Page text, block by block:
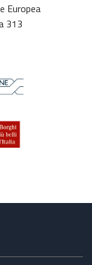
Europea
313